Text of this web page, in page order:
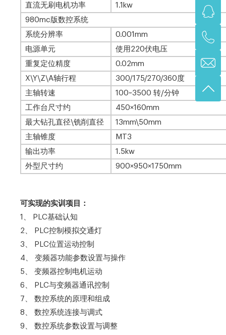
直流无刷电机功率
1.1kw
980mc版数控系统
系统分辨率
0.001mm
电源单元
使用220伏电压
重复定位精度
0.02mm
X\Y\Z\A轴行程
300/175/270/360度
主轴转速
100~3500 转/分钟
工作台尺寸约
450×160mm
最大钻孔直径\铣削直径
13mm\50mm
主轴锥度
MT3
输出功率
1.5kw
外型尺寸约
900×950×1750mm
可实现的实训项目：
1、 PLC基础认知
2、 PLC控制模拟交通灯
3、 PLC位置运动控制
4、 变频器功能参数设置与操作
5、 变频器控制电机运动
6、 PLC与变频器通讯控制
7、 数控系统的原理和组成
8、 数控系统连接与调式
9、 数控系统参数设置与调整